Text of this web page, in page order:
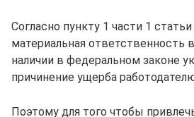
Согласно пункту 1 части 1
материальная ответственность
наличии в федеральном законе
причинение ущерба
Поэтому для того чтобы